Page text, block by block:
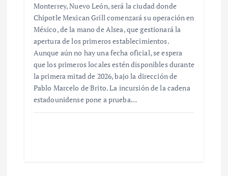
Monterrey, Nuevo León, será la ciudad donde
Chipotle Mexican Grill comenzará su operación en
México, de la mano de Alsea, que gestionará la
apertura de los primeros establecimientos.
Aunque aún no hay una fecha oficial, se espera
que los primeros locales estén disponibles durante
la primera mitad de 2026, bajo la dirección de
Pablo Marcelo de Brito. La incursión de la cadena
estadounidense pone a prueba…